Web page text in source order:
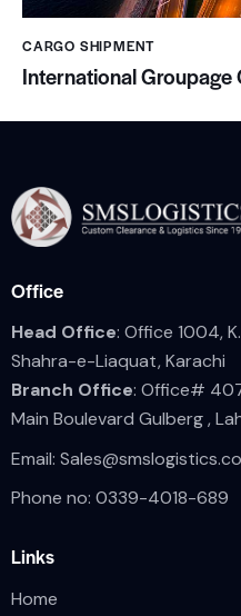
CARGO SHIPMENT
International
Office
Head Office: Office 1004,
Shahra-e-Liaquat, Karachi
Branch Office: Office#
Main Boulevard Gulberg ,
Email:
Phone no: 0339-4018-689
Links
Home